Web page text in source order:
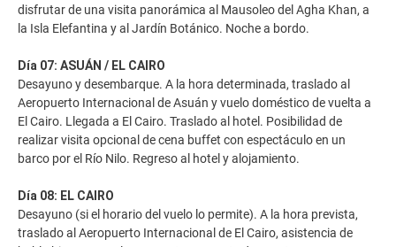
disfrutar de una visita panorámica al Mausoleo del Agha Khan, a
la Isla Elefantina y al Jardín Botánico. Noche a bordo.
Día 07: ASUÁN / EL CAIRO
Desayuno y desembarque. A la hora determinada, traslado al
Aeropuerto Internacional de Asuán y vuelo doméstico de vuelta a
El Cairo. Llegada a El Cairo. Traslado al hotel. Posibilidad de
realizar visita opcional de cena buffet con espectáculo en un
barco por el Río Nilo. Regreso al hotel y alojamiento.
Día 08: EL CAIRO
Desayuno (si el horario del vuelo lo permite). A la hora prevista,
traslado al Aeropuerto Internacional de El Cairo, asistencia de